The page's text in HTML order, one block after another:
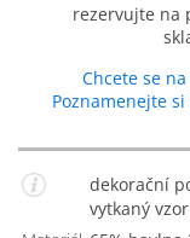
rezervujte na
Chcete se
Poznamenejte
dekorační povlak na polštářek s plachetnicemi,
vytkaný